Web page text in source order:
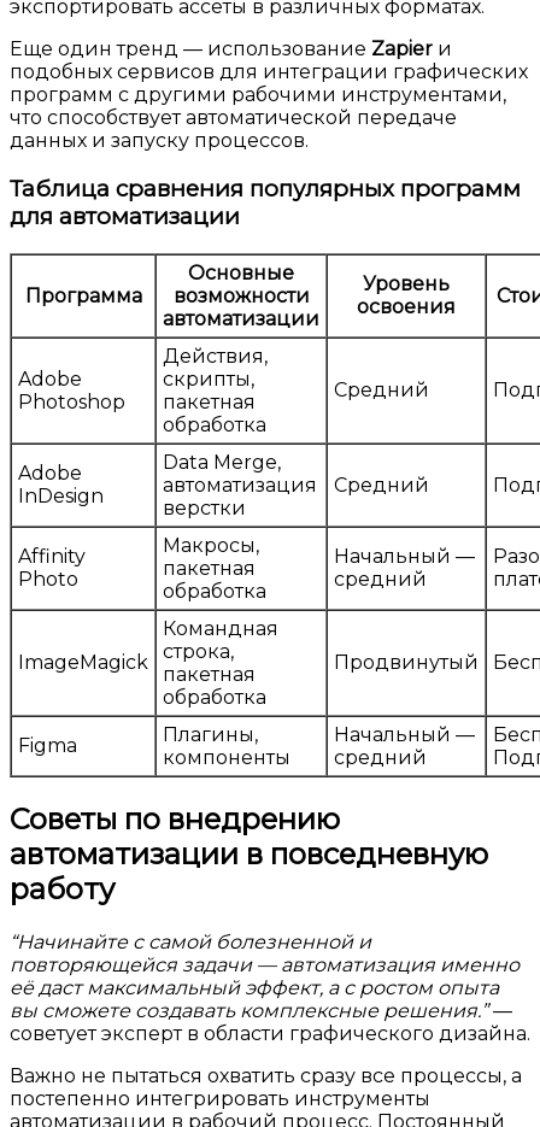
экспортировать ассеты в различных форматах.
Еще один тренд — использование Zapier и
подобных сервисов для интеграции графических
программ с другими рабочими инструментами,
что способствует автоматической передаче
данных и запуску процессов.
Таблица сравнения популярных программ
для автоматизации
Программа
Основные
возможности
автоматизации
Уровень
освоения
Adobe
Photoshop
Действия,
скрипты,
пакетная
обработка
Средний
Adobe
InDesign
Data Merge,
автоматизация
верстки
Средний
Affinity
Photo
Макросы,
пакетная
обработка
Начальный —
средний
ImageMagick
Командная
строка,
пакетная
обработка
Продвинутый
Figma
Плагины,
компоненты
Начальный —
средний
Советы по внедрению
автоматизации в повседневную
работу
“Начинайте с самой болезненной и
повторяющейся задачи — автоматизация именно
её даст максимальный эффект, а с ростом опыта
вы сможете создавать комплексные решения.”—
советует эксперт в области графического дизайна.
Важно не пытаться охватить сразу все процессы, а
постепенно интегрировать инструменты
автоматизации в рабочий процесс. Постоянный